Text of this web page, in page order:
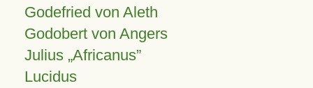
Godefried von Aleth
Godobert von Angers
Julius Africanus
Lucidus